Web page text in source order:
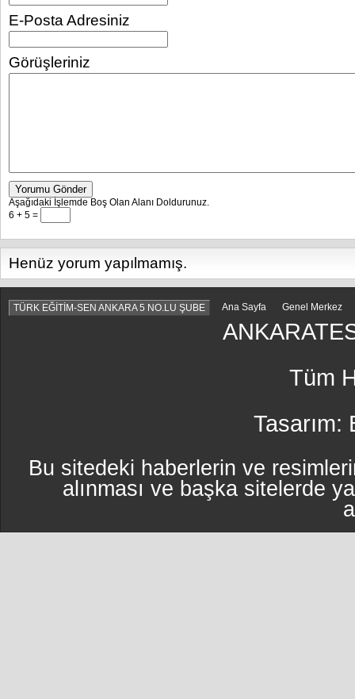
E-Posta Adresiniz
Görüşleriniz
Yorumu Gönder
Aşağıdaki İşlemde Boş Olan Alanı Doldurunuz.
6 + 5 =
Henüz yorum yapılmamış.
TÜRK EĞİTİM-SEN ANKARA 5 NO.LU ŞUBE Ana Sayfa Genel Merkez
Tüm
Tasarım:
Bu sitedeki haberlerin ve
alınması ve başka sitelerde